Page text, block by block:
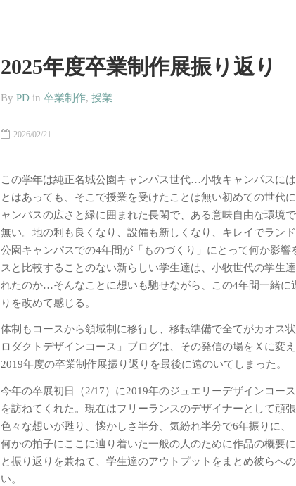
2025年度卒業制作展振り返り
By PD in 卒業制作, 授業
2026/02/21
この学年は純正名城公園キャンパス世代…小牧キャンパスに
とはあっても、そこで授業を受けたことは無い初めての世代
ャンパスの広さと緑に囲まれた長閑で、ある意味自由な環境
無い。地の利も良くなり、設備も新しくなり、キレイでラン
公園キャンパスでの4年間が「ものづくり」にとって何か影
スと比較することのない新らしい学生達は、小牧世代の学生
れたのか…そんなことに想いも馳せながら、この4年間一緒に
りを改めて感じる。
体制もコースから領域制に移行し、移転準備で全てがカオス
ロダクトデザインコース」ブログは、その発信の場をＸに変
2019年度の卒業制作展振り返りを最後に遠のいてしまった。
今年の卒展初日（2/17）に2019年のジュエリーデザインコー
を訪ねてくれた。現在はフリーランスのデザイナーとして頑
色々な想いが甦り、懐かしさ半分、気紛れ半分で6年振りに、
何かの拍子にここに辿り着いた一般の人のために作品の概要
と振り返りを兼ねて、学生達のアウトプットをまとめ彼らへ
い。